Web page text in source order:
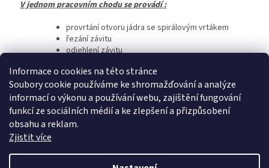
Informace o cookies na této stránce
Soubory cookie používáme ke shromažďování a analýze
informací o výkonu a používání webu, zajištění fungování
funkcí ze sociálních médií a ke zlepšení a přizpůsobení
obsahu a reklam.
Zjistit více
V jednom pracovním chodu se provádí :
provrtání otvoru jádra se spirálovým vrtákem
řezání závitu
odjehlení závitu
Doplňkové parametry
Kategorie
FRÉZY, VRTÁKY A ZAVITNÍKY
Hmotnost: 0.1 kg
Závit :